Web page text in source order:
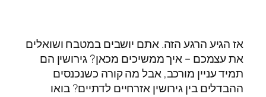
אז הגיע הרגע הזה. אתם יושבים במטבח ושואלים
את עצמכם – איך ממשיכים מכאן? גירושין הם
תמיד עניין מורכב, אבל מה קורה כשנכנסים
ההבדלים בין גירושין אזרחיים לדתיים? בואו